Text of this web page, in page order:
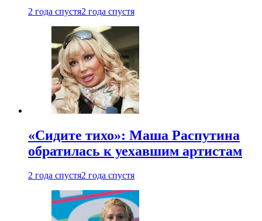
2 года спустя2 года спустя
«Сидите тихо»: Маша Распутина
обратилась к уехавшим артистам
2 года спустя2 года спустя